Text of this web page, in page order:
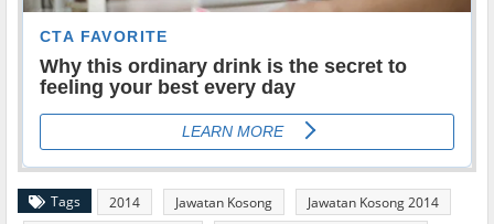
Tags 2014 Jawatan Kosong
Jawatan Kosong 2014